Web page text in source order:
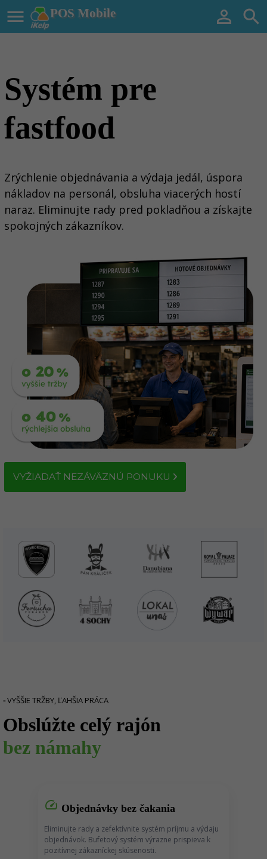
POS Mobile
  
Systém pre
fastfood
Zrýchlenie objednávania a výdaja jedál, úspora
nákladov na personál, obsluha viacerých hostí
naraz. Eliminujte rady pred pokladňou a získajte
spokojných zákazníkov.
VYŽIADAŤ NEZÁVÄZNÚ PONUKU
-VYŠŠIE TRŽBY, ĽAHŠIA PRÁCA
Obslúžte celý rajón
bez námahy
speed Objednávky bez čakania
Eliminujte rady a zefektívnite systém príjmu a výdaju
objednávok. Bufetový systém výrazne prispieva k
pozitívnej zákazníckej skúsenosti.